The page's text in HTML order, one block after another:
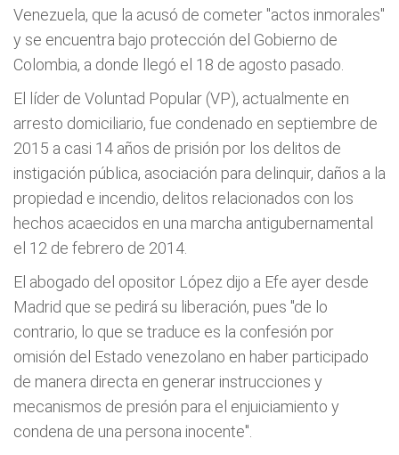
Venezuela, que la acusó de cometer "actos inmorales"
y se encuentra bajo protección del Gobierno de
Colombia, a donde llegó el 18 de agosto pasado.
El líder de Voluntad Popular (VP), actualmente en
arresto domiciliario, fue condenado en septiembre de
2015 a casi 14 años de prisión por los delitos de
instigación pública, asociación para delinquir, daños a la
propiedad e incendio, delitos relacionados con los
hechos acaecidos en una marcha antigubernamental
el 12 de febrero de 2014.
El abogado del opositor López dijo a Efe ayer desde
Madrid que se pedirá su liberación, pues "de lo
contrario, lo que se traduce es la confesión por
omisión del Estado venezolano en haber participado
de manera directa en generar instrucciones y
mecanismos de presión para el enjuiciamiento y
condena de una persona inocente".